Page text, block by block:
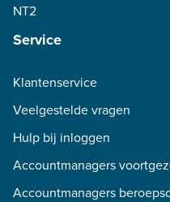
NT2
Service
Klantenservice
Veelgestelde vragen
Hulp bij inloggen
Accountmanagers
Accountmanagers